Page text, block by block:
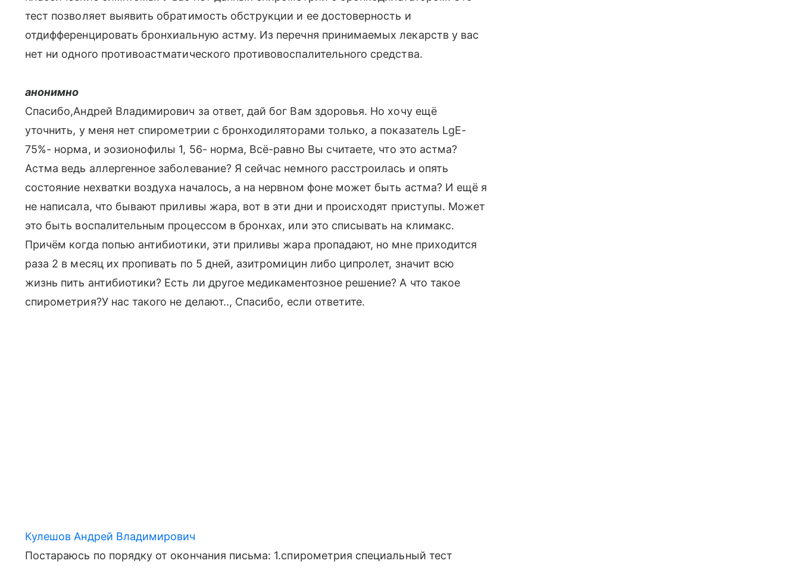
тест позволяет выявить обратимость обструкции и ее достоверность и
отдифференцировать бронхиальную астму. Из перечня принимаемых лекарств у вас
нет ни одного противоастматического противовоспалительного средства.
анонимно
Спасибо,Андрей Владимирович за ответ, дай бог Вам здоровья. Но хочу ещё
уточнить, у меня нет спирометрии с бронходиляторами только, а показатель LgE-
75%- норма, и эозионофилы 1, 56- норма, Всё-равно Вы считаете, что это астма?
Астма ведь аллергенное заболевание? Я сейчас немного расстроилась и опять
состояние нехватки воздуха началось, а на нервном фоне может быть астма? И ещё я
не написала, что бывают приливы жара, вот в эти дни и происходят приступы. Может
это быть воспалительным процессом в бронхах, или это списывать на климакс.
Причём когда попью антибиотики, эти приливы жара пропадают, но мне приходится
раза 2 в месяц их пропивать по 5 дней, азитромицин либо ципролет, значит всю
жизнь пить антибиотики? Есть ли другое медикаментозное решение? А что такое
спирометрия?У нас такого не делают.., Спасибо, если ответите.
Кулешов Андрей Владимирович
Постараюсь по порядку от окончания письма: 1.спирометрия специальный тест